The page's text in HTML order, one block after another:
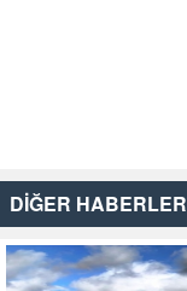
DİĞER HABERLER